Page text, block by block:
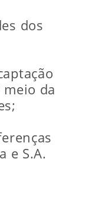
dos
da
e S.A.